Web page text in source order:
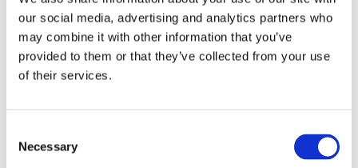
our social media, advertising and analytics partners who
may combine it with other information that you’ve
provided to them or that they’ve collected from your use
of their services.
Selection
Necessary
συγκεκριμένο ποσό θα πιστωθεί στην κάρτα που
χρησιμοποιήσατε για την αγορά των εισιτηρίων σας, εντός 7
εργάσιμων ημερών.
Για οποιαδήποτε περαιτέρω διευκρίνιση ή απορία σχετικά με
Σημείωση: Δεν ακυρώνονται εισιτήρια ειδικής προσφοράς,